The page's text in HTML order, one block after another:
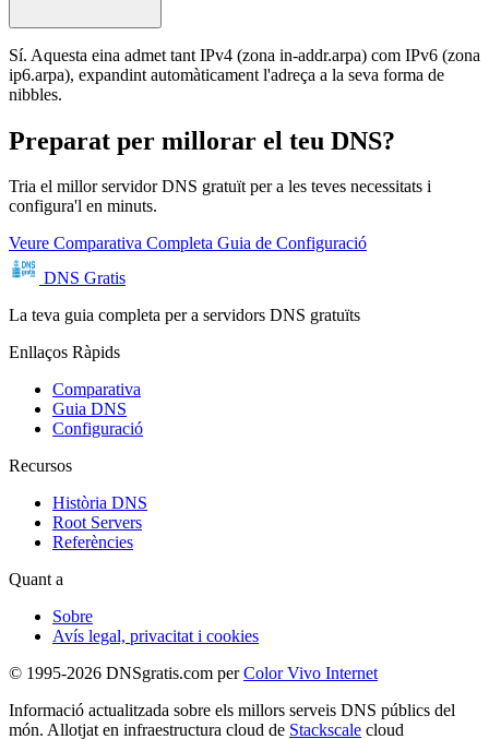
Sí. Aquesta eina admet tant IPv4 (zona in-addr.arpa) com IPv6 (zona
ip6.arpa), expandint automàticament l'adreça a la seva forma de
nibbles.
Preparat per millorar el teu DNS?
Tria el millor servidor DNS gratuït per a les teves necessitats i
configura'l en minuts.
Veure Comparativa Completa Guia de Configuració
DNS Gratis
La teva guia completa per a servidors DNS gratuïts
Enllaços Ràpids
Comparativa
Guia DNS
Configuració
Recursos
Història DNS
Root Servers
Referències
Quant a
Sobre
Avís legal, privacitat i cookies
© 1995-2026 DNSgratis.com perColor Vivo Internet
Informació actualitzada sobre els millors serveis DNS públics del
món. Allotjat en infraestructura cloud de Stackscale cloud